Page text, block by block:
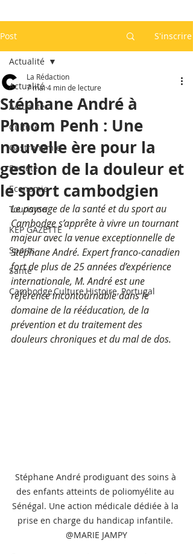
Post S'inscrire
Actualité
Actualité
Culture
Gastronomie
Société
Economie
Tourisme
KEP GAZETTE
Sports
Santé
Cambodge,Culture,Histoire, Portugal
Actualité
Stéphane André à
Phnom Penh : Une
nouvelle ère pour la
gestion de la douleur et
le sport cambodgien
La Rédaction
7 mai 4 min de lecture
Le paysage de la santé et du sport au
Cambodge s’apprête à vivre un tournant
majeur avec la venue exceptionnelle de
Stéphane André. Expert franco-canadien
fort de plus de 25 années d’expérience
internationale, M. André est une
référence incontournable dans le
domaine de la rééducation, de la
prévention et du traitement des
douleurs chroniques et du mal de dos.
Stéphane André prodiguant des soins à
des enfants atteints de poliomyélite au
Sénégal. Une action médicale dédiée à la
prise en charge du handicap infantile.
@MARIE JAMPY